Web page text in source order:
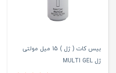
بیس کات ( ژل ) 15 میل مولتی
ژل MULTI GEL